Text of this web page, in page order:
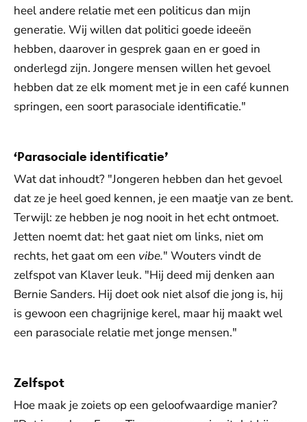
heel andere relatie met een politicus dan mijn
generatie. Wij willen dat politici goede ideeën
hebben, daarover in gesprek gaan en er goed in
onderlegd zijn. Jongere mensen willen het gevoel
hebben dat ze elk moment met je in een café kunnen
springen, een soort parasociale identificatie."
‘Parasociale identificatie’
Wat dat inhoudt? "Jongeren hebben dan het gevoel
dat ze je heel goed kennen, je een maatje van ze bent.
Terwijl: ze hebben je nog nooit in het echt ontmoet.
Jetten noemt dat: het gaat niet om links, niet om
rechts, het gaat om een vibe." Wouters vindt de
zelfspot van Klaver leuk. "Hij deed mij denken aan
Bernie Sanders. Hij doet ook niet alsof die jong is, hij
is gewoon een chagrijnige kerel, maar hij maakt wel
een parasociale relatie met jonge mensen."
Zelfspot
Hoe maak je zoiets op een geloofwaardige manier?